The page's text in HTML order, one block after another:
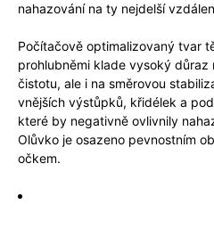
nahazování na ty nejdelší
Počítačově optimalizovaný tvar
prohlubněmi klade vysoký důraz
čistotu, ale i na směrovou
vnějších výstůpků, křidélek a
které by negativně ovlivnily
Olůvko je osazeno pevnostním
očkem.